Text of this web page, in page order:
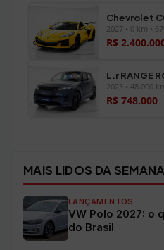
Chevrolet
2027 • 0 km •
R$
L.r RANGE
2023 • 48.000
R$ 748.000
MAIS LIDOS DA SEMANA
LANÇAMENTOS
VW Polo 2027: o
do Brasil